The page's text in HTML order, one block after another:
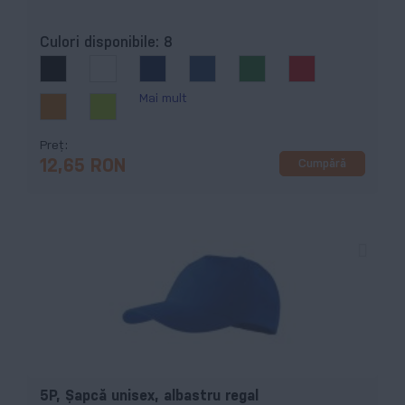
Culori disponibile: 8
Mai mult
Preț
12,65 RON Cumpără
5P, Şapcă unisex, albastru regal